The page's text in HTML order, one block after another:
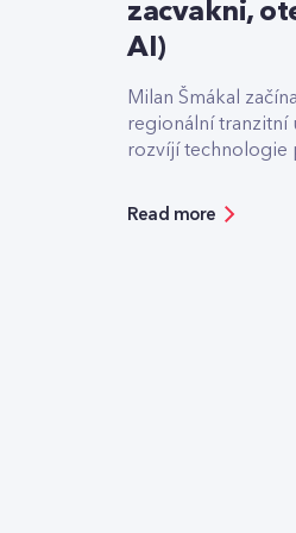
zacvakni,
AI)
Milan Šmákal
regionální tranzitní
rozvíjí technologie
Solution Architect
Read more